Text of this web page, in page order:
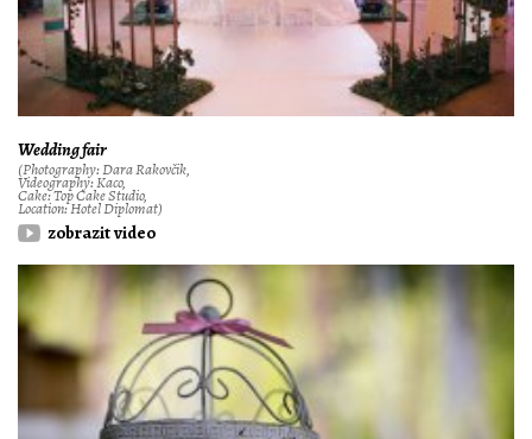
Wedding fair
(Photography: Dara Rakovčik,
Videography: Kaco,
Cake: Top Cake Studio,
Location: Hotel Diplomat)
zobrazit video